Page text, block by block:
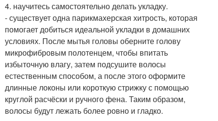
4. научитесь самостоятельно делать укладку.
- существует одна парикмахерская хитрость, которая
помогает добиться идеальной укладки в домашних
условиях. После мытья головы оберните голову
микрофибровым полотенцем, чтобы впитать
избыточную влагу, затем подсушите волосы
естественным способом, а после этого оформите
длинные локоны или короткую стрижку с помощью
круглой расчёски и ручного фена. Таким образом,
волосы будут лежать более ровно и гладко.